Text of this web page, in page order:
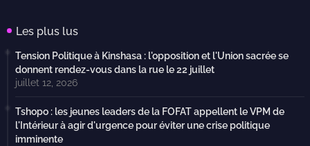
Les plus lus
Tension Politique à Kinshasa : l'opposition et l'Union sacrée se
donnent rendez-vous dans la rue le 22 juillet
juillet 12, 2026
Tshopo : les jeunes leaders de la FOFAT appellent le VPM de
l'Intérieur à agir d'urgence pour éviter une crise politique
imminente